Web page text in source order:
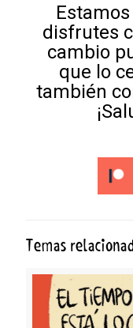
disfrutes
cambio
que lo
también
Temas